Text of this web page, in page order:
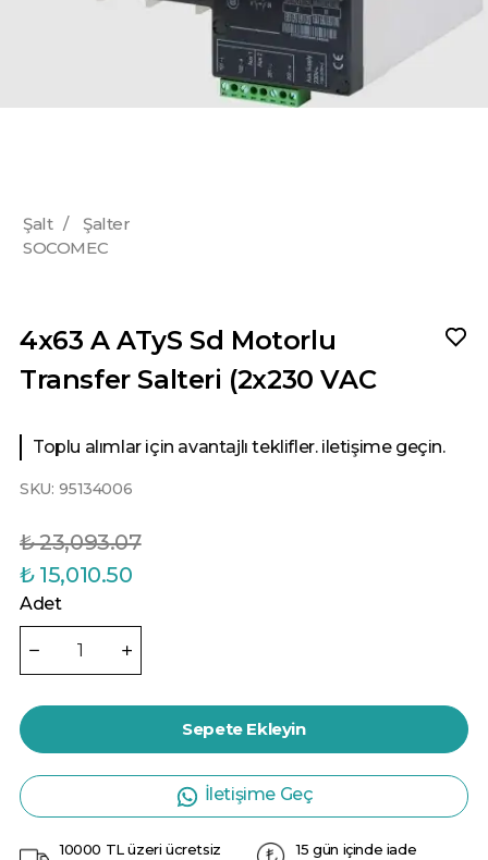
Şalt /
Şalter
SOCOMEC
4x63 A ATyS Sd Motorlu
Transfer Salteri (2x230 VAC
Toplu alımlar için avantajlı teklifler. iletişime geçin.
SKU: 95134006
₺ 23,093.07
₺ 15,010.50
Adet
Sepete Ekleyin
İletişime Geç
10000 TL üzeri ücretsiz
15 gün içinde iade